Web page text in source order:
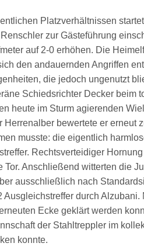
Platzverhältnissen
zur Gästeführung
auf 2-0 erhöhen. Die
den andauernden Angriffen
die jedoch ungenutzt
Schiedsrichter Decker beim
heute im Sturm agierenden
bewertete er erneut
musste: die eigentlich
Rechtsverteidiger
Anschließend witterten die
ausschließlich nach
durch
Ecke geklärt werden
der Stahltreppler im
konnte.